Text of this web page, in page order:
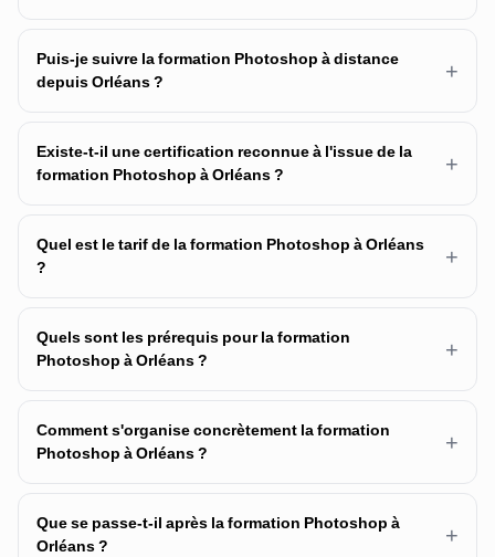
Puis-je suivre la formation Photoshop à distance
depuis Orléans ?
+
Existe-t-il une certification reconnue à l'issue de la
formation Photoshop à Orléans ?
+
Quel est le tarif de la formation Photoshop à Orléans
?
+
Quels sont les prérequis pour la formation
Photoshop à Orléans ?
+
Comment s'organise concrètement la formation
Photoshop à Orléans ?
+
Que se passe-t-il après la formation Photoshop à
Orléans ?
+